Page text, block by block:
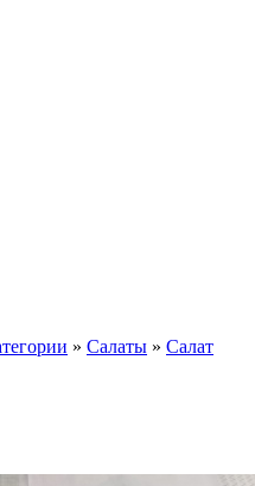
» Салаты » Салат